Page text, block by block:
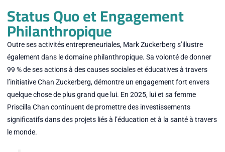
Status Quo et Engagement
Philanthropique
Outre ses activités entrepreneuriales, Mark Zuckerberg s’illustre
également dans le domaine philanthropique. Sa volonté de donner
99 % de ses actions à des causes sociales et éducatives à travers
l’initiative Chan Zuckerberg, démontre un engagement fort envers
quelque chose de plus grand que lui. En 2025, lui et sa femme
Priscilla Chan continuent de promettre des investissements
significatifs dans des projets liés à l’éducation et à la santé à travers
le monde.